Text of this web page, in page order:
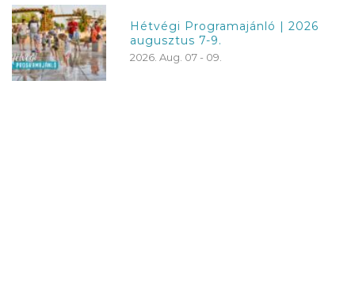
Hétvégi Programajánló | 2026
augusztus 7-9.
2026. Aug. 07 - 09.